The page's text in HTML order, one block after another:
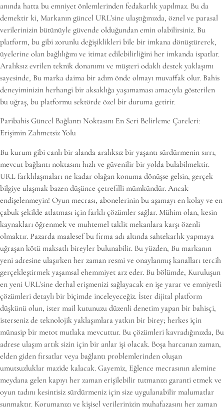
anında hatta bu emniyet önlemlerinden fedakarlık yapılmaz. Bu da
demektir ki, Markanın güncel URL’sine ulaştığınızda, öznel ve parasal
verilerinizin bütünüyle güvende olduğundan emin olabilirsiniz. Bu
platform, bu gibi zorunlu değişiklikleri bile bir imkana dönüştürerek,
üyelerine olan bağlılığını ve itimat edilebilirliğini her imkanda ispatlar.
Aralıksız evrilen teknik donanımı ve müşteri odaklı destek yaklaşımı
sayesinde, Bu marka daima bir adım önde olmayı muvaffak olur. Bahis
deneyiminizin herhangi bir aksaklığa yaşamaması amacıyla gösterilen
bu uğraş, bu platformu sektörde özel bir duruma getirir.
Paribahis Güncel Bağlantı Noktasını En Seri Belirleme Çareleri:
Erişimin Zahmetsiz Yolu
Bu kurum gibi canlı bir alanda aralıksız bir yaşantı sürdürmenin sırrı,
mevcut bağlantı noktasını hızlı ve güvenilir bir yolda bulabilmektir.
URL farklılaşmaları ne kadar olağan konuma dönüşse gelsin, gerçek
bilgiye ulaşmak bazen düşünce çetrefilli mümkündür. Ancak
endişelenmeyin! Oyun mecrası, abonelerinin bu aşamayı en kolay ve en
çabuk şekilde atlatması için farklı çözümler sağlar. Mühim olan, kesin
kaynakları öğrenmek ve muhtemel taklit mekanlara karşı özenli
olmaktır. Pazarda maalesef bu firma adı altında sahtekarlık yapmaya
uğraşan kötü maksatlı bireyler bulunabilir. Bu yüzden, Bu markanın
yeni adresine ulaşırken her zaman resmi ve onaylanmış kanalları tercih
gerçekleştirmek yaşamsal ehemmiyet arz eder. Bu bölümde, Kuruluşun
en yeni URL’sine derhal erişmenizi sağlayacak en işe yarar ve emniyetli
çözümleri detaylı bir biçimde inceleyeceğiz. İster dijital platform
düşkünü olun, ister mail kutunuzu düzenli denetim yapan bir bahisçi,
isterseniz de teknolojik yaklaşımlara yatkın bir birey; herkes için
münasip bir metot mutlaka mevcuttur. Bu çözümleri kavradığınızda, Bu
adrese ulaşım artık sizin için bir anlar işi olacak. Boşa harcanan zaman,
elden giden fırsatlar veya bağlantı problemlerinden oluşan
umutsuzluklar mazide kalacak. Gayemiz, Eğlence mecrasının alemine
meydana gelen kapıyı her zaman erişilebilir tutmanızı garanti etmek ve
oyun tadını kesintisiz sürdürmeniz için size uygulanabilir malumatlar
sunmaktır. Korumanızı ve kişisel verilerinizin muhafazasını her zaman